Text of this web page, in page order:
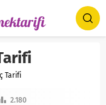
Tarifi
2.180